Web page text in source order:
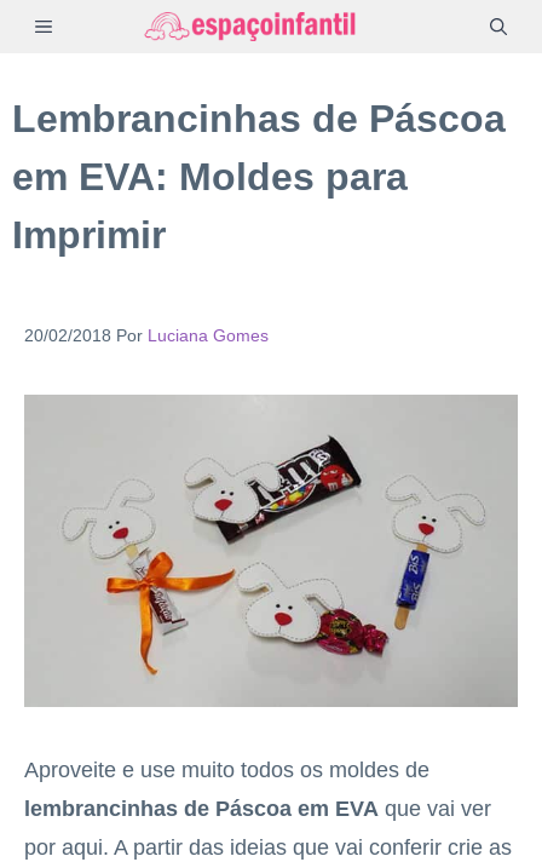
Pular
conteúdo
MENU
Lembrancinhas de Páscoa
em EVA: Moldes para
Imprimir
20/02/2018 Por Luciana Gomes
Aproveite e use muito todos os moldes de
lembrancinhas de Páscoa em EVA que vai ver
por aqui. A partir das ideias que vai conferir crie as